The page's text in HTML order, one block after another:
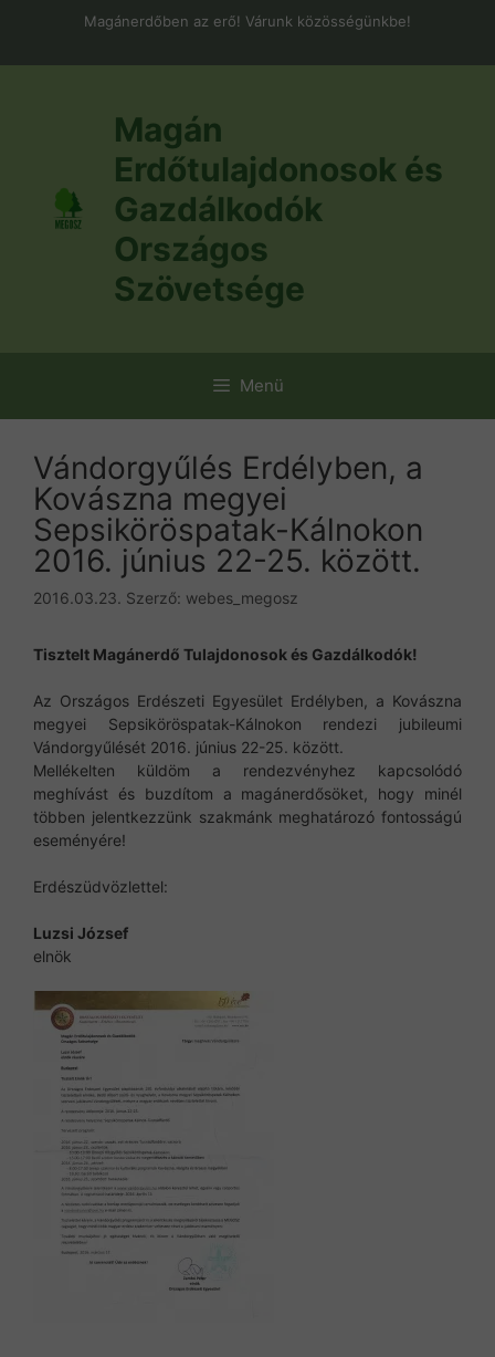
Magánerdőben az erő! Várunk közösségünkbe!
Magán
Erdőtulajdonosok és
Gazdálkodók
Országos
Szövetsége
Menü
Vándorgyűlés Erdélyben, a
Kovászna megyei
Sepsiköröspatak-Kálnokon
2016. június 22-25. között.
2016.03.23. Szerző: webes_megosz
Tisztelt Magánerdő Tulajdonosok és Gazdálkodók!
Az Országos Erdészeti Egyesület Erdélyben, a Kovászna
megyei Sepsiköröspatak-Kálnokon rendezi jubileumi
Vándorgyűlését 2016. június 22-25. között.
Mellékelten küldöm a rendezvényhez kapcsolódó
meghívást és buzdítom a magánerdősöket, hogy minél
többen jelentkezzünk szakmánk meghatározó fontosságú
eseményére!
Erdészüdvözlettel:
Luzsi József
elnök